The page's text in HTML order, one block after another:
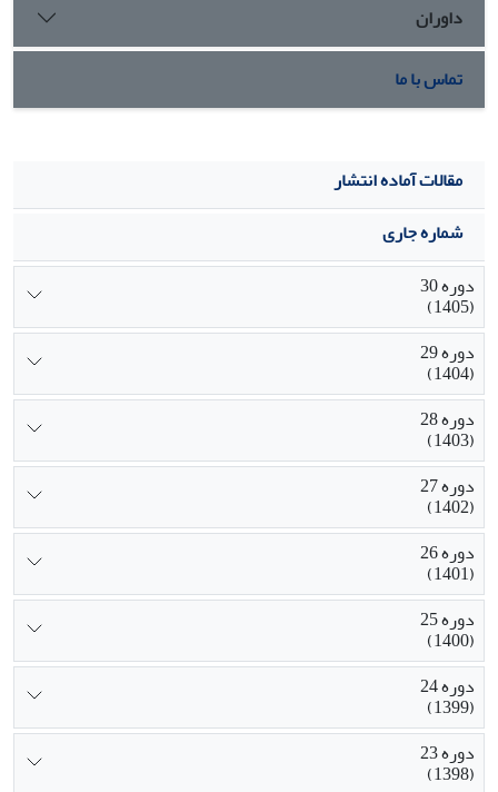
داوران
تماس با ما
مقالات آماده انتشار
شماره جاری
دوره 30
(1405)
دوره 29
(1404)
دوره 28
(1403)
دوره 27
(1402)
دوره 26
(1401)
دوره 25
(1400)
دوره 24
(1399)
دوره 23
(1398)